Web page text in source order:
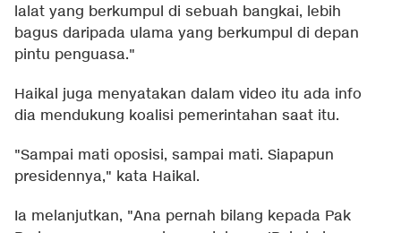
lalat yang berkumpul di sebuah bangkai, lebih
bagus daripada ulama yang berkumpul di depan
pintu penguasa."
Haikal juga menyatakan dalam video itu ada info
dia mendukung koalisi pemerintahan saat itu.
"Sampai mati oposisi, sampai mati. Siapapun
presidennya," kata Haikal.
Ia melanjutkan, "Ana pernah bilang kepada Pak